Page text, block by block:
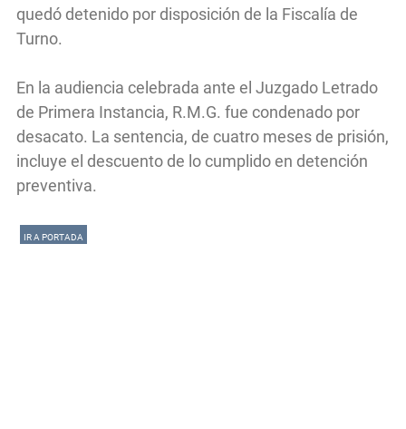
quedó detenido por disposición de la Fiscalía de
Turno.
En la audiencia celebrada ante el Juzgado Letrado
de Primera Instancia, R.M.G. fue condenado por
desacato. La sentencia, de cuatro meses de prisión,
incluye el descuento de lo cumplido en detención
preventiva.
IR A PORTADA